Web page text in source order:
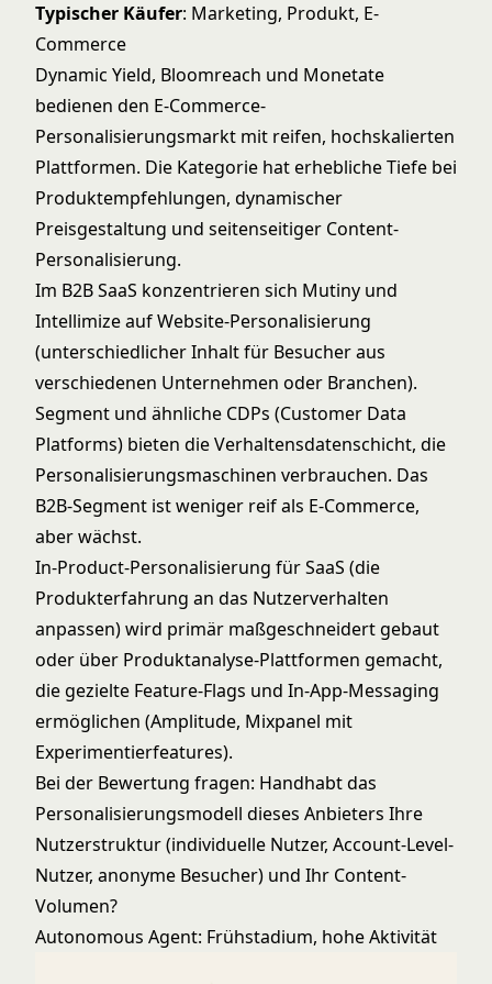
Typischer Käufer: Marketing, Produkt, E-
Commerce
Dynamic Yield, Bloomreach und Monetate
bedienen den E-Commerce-
Personalisierungsmarkt mit reifen, hochskalierten
Plattformen. Die Kategorie hat erhebliche Tiefe bei
Produktempfehlungen, dynamischer
Preisgestaltung und seitenseitiger Content-
Personalisierung.
Im B2B SaaS konzentrieren sich Mutiny und
Intellimize auf Website-Personalisierung
(unterschiedlicher Inhalt für Besucher aus
verschiedenen Unternehmen oder Branchen).
Segment und ähnliche CDPs (Customer Data
Platforms) bieten die Verhaltensdatenschicht, die
Personalisierungsmaschinen verbrauchen. Das
B2B-Segment ist weniger reif als E-Commerce,
aber wächst.
In-Product-Personalisierung für SaaS (die
Produkterfahrung an das Nutzerverhalten
anpassen) wird primär maßgeschneidert gebaut
oder über Produktanalyse-Plattformen gemacht,
die gezielte Feature-Flags und In-App-Messaging
ermöglichen (Amplitude, Mixpanel mit
Experimentierfeatures).
Bei der Bewertung fragen: Handhabt das
Personalisierungsmodell dieses Anbieters Ihre
Nutzerstruktur (individuelle Nutzer, Account-Level-
Nutzer, anonyme Besucher) und Ihr Content-
Volumen?
Autonomous Agent: Frühstadium, hohe Aktivität